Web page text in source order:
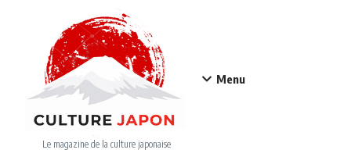
Le magazine de la culture japonaise
Menu